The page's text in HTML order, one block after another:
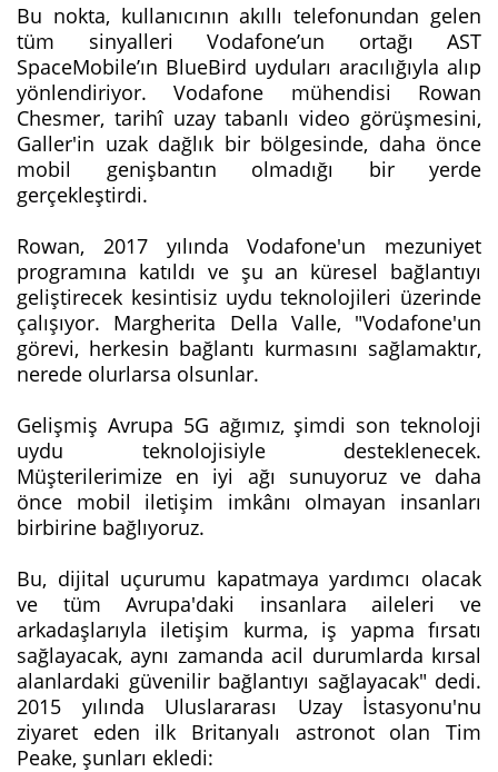
Bu nokta, kullanıcının akıllı telefonundan gelen
tüm sinyalleri Vodafone’un ortağı AST
SpaceMobile’ın BlueBird uyduları aracılığıyla alıp
yönlendiriyor. Vodafone mühendisi Rowan
Chesmer, tarihî uzay tabanlı video görüşmesini,
Galler'in uzak dağlık bir bölgesinde, daha önce
mobil genişbantın olmadığı bir yerde
gerçekleştirdi.
Rowan, 2017 yılında Vodafone'un mezuniyet
programına katıldı ve şu an küresel bağlantıyı
geliştirecek kesintisiz uydu teknolojileri üzerinde
çalışıyor. Margherita Della Valle, "Vodafone'un
görevi, herkesin bağlantı kurmasını sağlamaktır,
nerede olurlarsa olsunlar.
Gelişmiş Avrupa 5G ağımız, şimdi son teknoloji
uydu teknolojisiyle desteklenecek.
Müşterilerimize en iyi ağı sunuyoruz ve daha
önce mobil iletişim imkânı olmayan insanları
birbirine bağlıyoruz.
Bu, dijital uçurumu kapatmaya yardımcı olacak
ve tüm Avrupa'daki insanlara aileleri ve
arkadaşlarıyla iletişim kurma, iş yapma fırsatı
sağlayacak, aynı zamanda acil durumlarda kırsal
alanlardaki güvenilir bağlantıyı sağlayacak" dedi.
2015 yılında Uluslararası Uzay İstasyonu'nu
ziyaret eden ilk Britanyalı astronot olan Tim
Peake, şunları ekledi: